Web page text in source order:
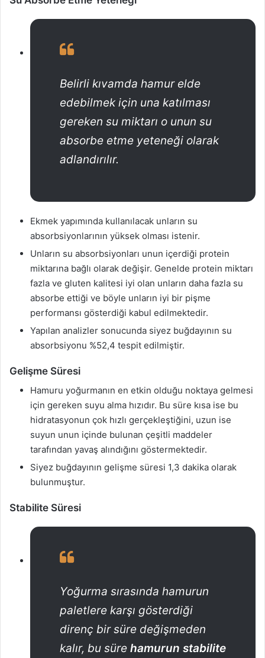
Belirli kıvamda hamur elde
edebilmek için una katılması
gereken su miktarı o unun su
absorbe etme yeteneği olarak
adlandırılır.
Ekmek yapımında kullanılacak unların su
absorbsiyonlarının yüksek olması istenir.
Unların su absorbsiyonları unun içerdiği protein
miktarına bağlı olarak değişir. Genelde protein miktarı
fazla ve gluten kalitesi iyi olan unların daha fazla su
absorbe ettiği ve böyle unların iyi bir pişme
performansı gösterdiği kabul edilmektedir.
Yapılan analizler sonucunda siyez buğdayının su
absorbsiyonu %52,4 tespit edilmiştir.
Gelişme Süresi
Hamuru yoğurmanın en etkin olduğu noktaya gelmesi
için gereken suyu alma hızıdır. Bu süre kısa ise bu
hidratasyonun çok hızlı gerçekleştiğini, uzun ise
suyun unun içinde bulunan çeşitli maddeler
tarafından yavaş alındığını göstermektedir.
Siyez buğdayının gelişme süresi 1,3 dakika olarak
bulunmuştur.
Stabilite Süresi
Yoğurma sırasında hamurun
paletlere karşı gösterdiği
direnç bir süre değişmeden
kalır, bu süre hamurun stabilite